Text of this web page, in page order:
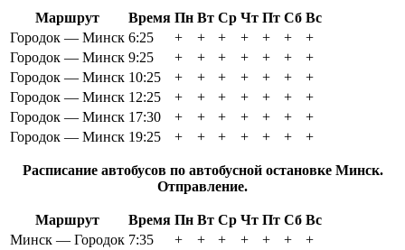
Маршрут Время Пн Вт Ср Чт Пт Сб Вс
Городок — Минск 6:25 + + + + + +
+
Городок — Минск 9:25 + + + + + +
+
Городок — Минск 10:25 + + + + + +
+
Городок — Минск 12:25 + + + + + +
+
Городок — Минск 17:30 + + + + + +
+
Городок — Минск 19:25 + + + + + + +
Расписание автобусов по автобусной остановке Минск.
Отправление.
Маршрут Время Пн Вт Ср Чт Пт Сб Вс
Минск — Городок 7:35 + + + + + +
+